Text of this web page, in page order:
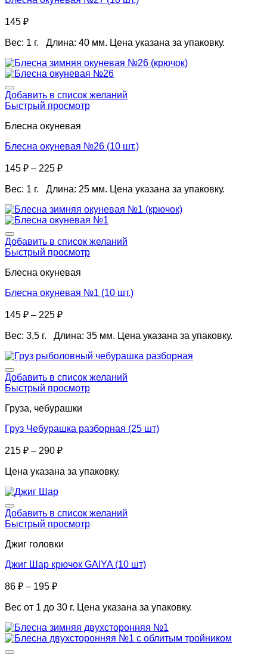
145 ₽
Вес: 1 г. Длина: 40 мм. Цена указана за упаковку.
Добавить в список желаний
Быстрый просмотр
Блесна окуневая
Блесна окуневая №26 (10 шт.)
145 ₽ – 225 ₽
Вес: 1 г. Длина: 25 мм. Цена указана за упаковку.
Добавить в список желаний
Быстрый просмотр
Блесна окуневая
Блесна окуневая №1 (10 шт.)
145 ₽ – 225 ₽
Вес: 3,5 г. Длина: 35 мм. Цена указана за упаковку.
Добавить в список желаний
Быстрый просмотр
Груза, чебурашки
Груз Чебурашка разборная (25 шт)
215 ₽ – 290 ₽
Цена указана за упаковку.
Добавить в список желаний
Быстрый просмотр
Джиг головки
Джиг Шар крючок GAIYA (10 шт)
86 ₽ – 195 ₽
Вес от 1 до 30 г. Цена указана за упаковку.